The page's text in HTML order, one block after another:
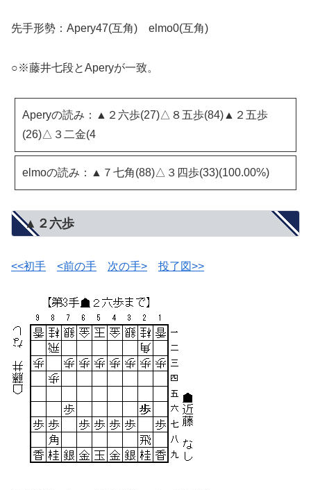
先手形勢：Apery47(互角) elmo0(互角)
○※藤井七段とAperyが一致。
Aperyの読み：▲２六歩(27)△８五歩(84)▲２五歩
(26)△３二金(4
elmoの読み：▲７七角(88)△３四歩(33)(100.00%)
▲２六歩
<<初手 <前の手 次の手> 投了図>>